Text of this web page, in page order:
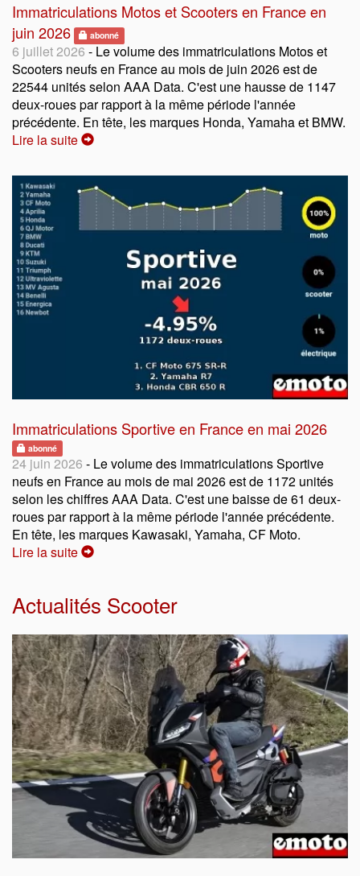
Immatriculations Motos et Scooters en France en
juin 2026
abonné
6 juillet 2026 - Le volume des immatriculations Motos et
Scooters neufs en France au mois de juin 2026 est de
22544 unités selon AAA Data. C'est une hausse de 1147
deux-roues par rapport à la même période l'année
précédente. En tête, les marques Honda, Yamaha et BMW.
Lire la suite
Immatriculations Sportive en France en mai 2026
abonné
24 juin 2026 - Le volume des immatriculations Sportive
neufs en France au mois de mai 2026 est de 1172 unités
selon les chiffres AAA Data. C'est une baisse de 61 deux-
roues par rapport à la même période l'année précédente.
En tête, les marques Kawasaki, Yamaha, CF Moto.
Lire la suite
Actualités Scooter